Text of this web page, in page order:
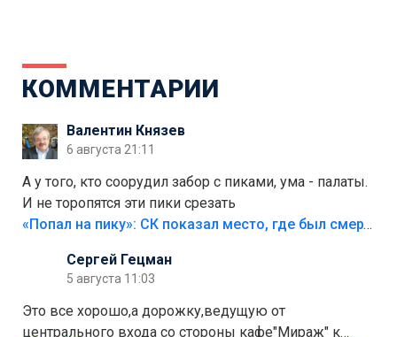
КОММЕНТАРИИ
Валентин Князев
6 августа 21:11
А у того, кто соорудил забор с пиками, ума - палаты.
И не торопятся эти пики срезать
«Попал на пику»: СК показал место, где был смертельно травмирован ребенок в Тольятти
Сергей Гецман
5 августа 11:03
Это все хорошо,а дорожку,ведущую от
центрального входа со стороны кафе"Мираж" к